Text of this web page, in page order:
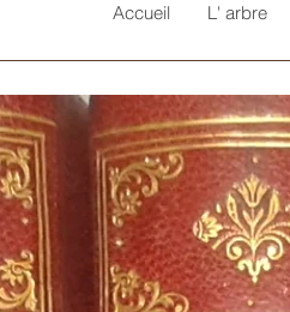
Accueil L' arbre